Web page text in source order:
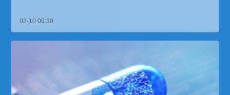
03-10 09:30